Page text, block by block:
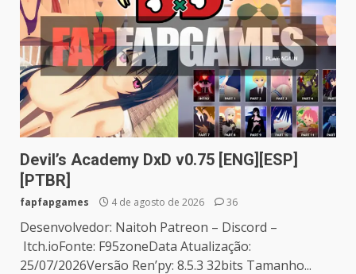
Devil’s Academy DxD v0.75 [ENG][ESP]
[PTBR]
fapfapgames 4 de agosto de 2026 36
Desenvolvedor: Naitoh Patreon – Discord –
Itch.ioFonte: F95zoneData Atualização:
25/07/2026Versão Ren’py: 8.5.3 32bits Tamanho...